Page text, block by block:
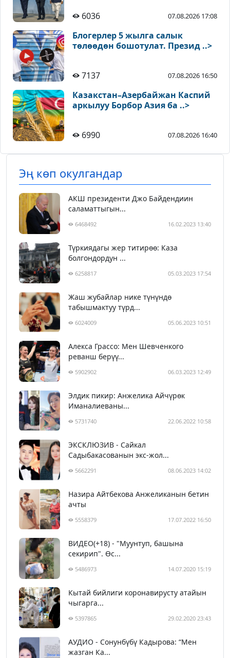
6036 07.08.2026 17:08
Блогерлер 5 жылга салык
төлөөдөн бошотулат. Презид ..>
7137 07.08.2026 16:50
Казакстан–Азербайжан Каспий
аркылуу Борбор Азия ба ..>
6990 07.08.2026 16:40
Эң көп окулгандар
АКШ президенти Джо Байдендиин
саламаттыгын...
6468492 16.02.2023 13:40
Түркиядагы жер титирөө: Каза
болгондордун ...
6258817 05.03.2023 17:54
Жаш жубайлар нике түнүндө
табышмактуу түрд...
6024009 05.06.2023 10:51
Алекса Грассо: Мен Шевченкого
реванш берүү...
5902902 06.03.2023 12:49
Элдик пикир: Анжелика Айчүрөк
Иманалиеваны...
5731740 22.06.2022 10:58
ЭКСКЛЮЗИВ - Сайкал
Садыбакасованын экс-жол...
5662291 08.06.2023 14:02
Назира Айтбекова Анжеликанын бетин
ачты
5558379 17.07.2022 16:50
ВИДЕО(+18) - "Муунтуп, башына
секирип". Өс...
5486973 14.07.2020 15:19
Кытай бийлиги коронавирусту атайын
чыгарга...
5397865 29.02.2020 23:43
АУДИО - Сонунбүбү Кадырова: “Мен
жазган Ка...